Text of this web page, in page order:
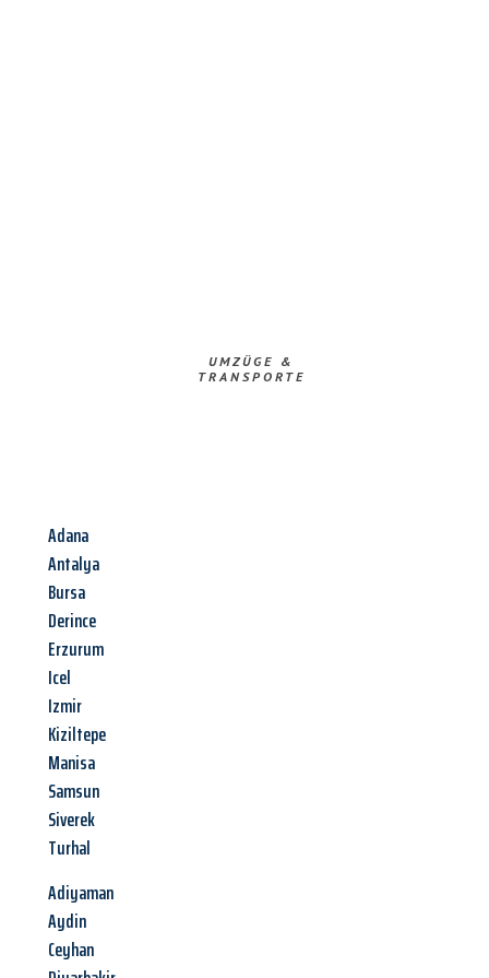
UMZÜGE &
TRANSPORTE
Adana
Antalya
Bursa
Derince
Erzurum
Icel
Izmir
Kiziltepe
Manisa
Samsun
Siverek
Turhal
Adiyaman
Aydin
Ceyhan